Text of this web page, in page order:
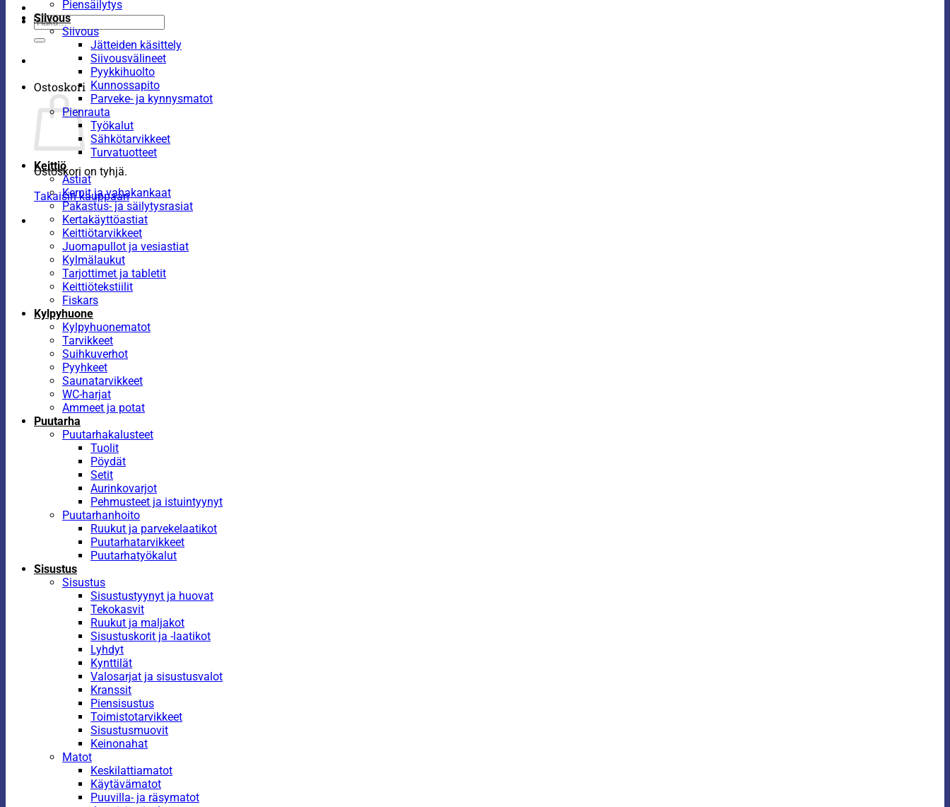
Etsi:
Ostoskori
Ostoskori on tyhjä.
Takaisin kauppaan
Piensäilytys
Siivous
Siivous
Jätteiden käsittely
Siivousvälineet
Pyykkihuolto
Kunnossapito
Parveke- ja kynnysmatot
Pienrauta
Työkalut
Sähkötarvikkeet
Turvatuotteet
Keittiö
Astiat
Kernit ja vahakankaat
Pakastus- ja säilytysrasiat
Kertakäyttöastiat
Keittiötarvikkeet
Juomapullot ja vesiastiat
Kylmälaukut
Tarjottimet ja tabletit
Keittiötekstiilit
Fiskars
Kylpyhuone
Kylpyhuonematot
Tarvikkeet
Suihkuverhot
Pyyhkeet
Saunatarvikkeet
WC-harjat
Ammeet ja potat
Puutarha
Puutarhakalusteet
Tuolit
Pöydät
Setit
Aurinkovarjot
Pehmusteet ja istuintyynyt
Puutarhanhoito
Ruukut ja parvekelaatikot
Puutarhatarvikkeet
Puutarhatyökalut
Sisustus
Sisustus
Sisustustyynyt ja huovat
Tekokasvit
Ruukut ja maljakot
Sisustuskorit ja -laatikot
Lyhdyt
Kynttilät
Valosarjat ja sisustusvalot
Kranssit
Piensisustus
Toimistotarvikkeet
Sisustusmuovit
Keinonahat
Matot
Keskilattiamatot
Käytävämatot
Puuvilla- ja räsymatot